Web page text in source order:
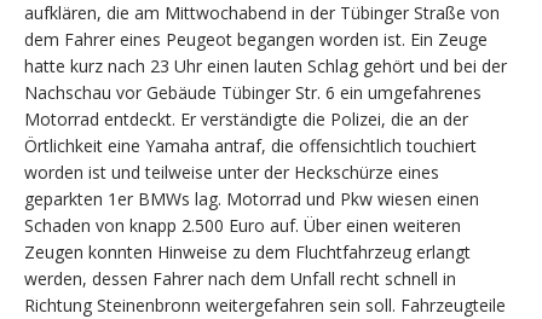
aufklären, die am Mittwochabend in der Tübinger Straße von
dem Fahrer eines Peugeot begangen worden ist. Ein Zeuge
hatte kurz nach 23 Uhr einen lauten Schlag gehört und bei der
Nachschau vor Gebäude Tübinger Str. 6 ein umgefahrenes
Motorrad entdeckt. Er verständigte die Polizei, die an der
Örtlichkeit eine Yamaha antraf, die offensichtlich touchiert
worden ist und teilweise unter der Heckschürze eines
geparkten 1er BMWs lag. Motorrad und Pkw wiesen einen
Schaden von knapp 2.500 Euro auf. Über einen weiteren
Zeugen konnten Hinweise zu dem Fluchtfahrzeug erlangt
werden, dessen Fahrer nach dem Unfall recht schnell in
Richtung Steinenbronn weitergefahren sein soll. Fahrzeugteile